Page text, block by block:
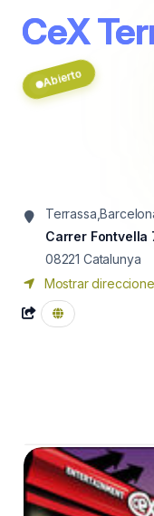
CeX
Abierto
Carrer Fontvella
08221 Catalunya
Mostrar